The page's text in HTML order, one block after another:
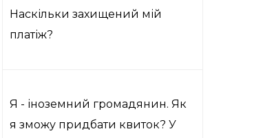
Наскільки захищений мій
платіж?
Я - іноземний громадянин. Як
я зможу придбати квиток? У